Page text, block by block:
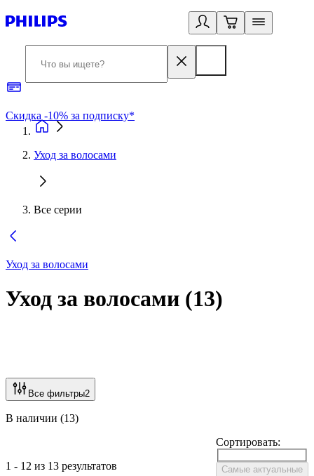
Скидка -10% за подписку*
Уход за волосами
Все серии
Уход за волосами
Уход за волосами (13)
Все фильтры2
В наличии (13)
1 - 12 из 13 результатов
Сортировать:
Самые актуальные